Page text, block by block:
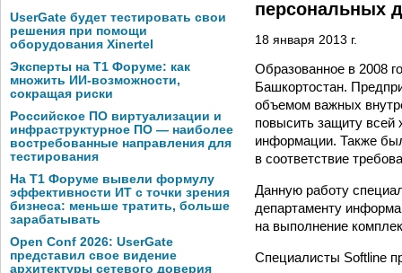
UserGate будет тестировать свои
решения при помощи
оборудования Xinertel
Эксперты на Т1 Форуме: как
множить ИИ-возможности,
сокращая риски
Российское ПО виртуализации и
инфраструктурное ПО — наиболее
востребованные направления для
тестирования
На Т1 Форуме вывели формулу
эффективности ИТ с точки зрения
бизнеса: меньше тратить, больше
зарабатывать
Open Conf 2026: UserGate
представил свое видение
архитектуры сетевого доверия
персональных
18 января 2013 г.
Образованное в 2008
Башкортостан.
объемом важных
повысить защиту
информации. Также
в соответствие
Данную работу
департаменту
на выполнение
Специалисты Softline